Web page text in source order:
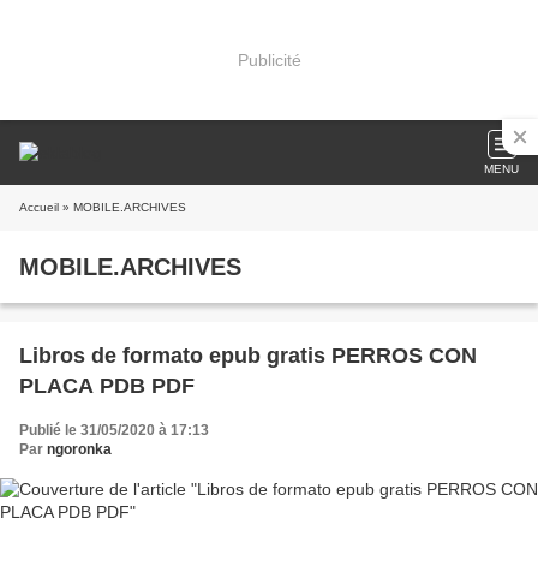
Publicité
MENU
Accueil » MOBILE.ARCHIVES
MOBILE.ARCHIVES
Libros de formato epub gratis PERROS CON
PLACA PDB PDF
Publié le 31/05/2020 à 17:13
Par ngoronka